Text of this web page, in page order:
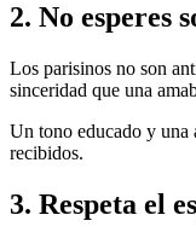
2. No esperes
Los parisinos no son
sinceridad que una
Un tono educado y una
recibidos.
3. Respeta el